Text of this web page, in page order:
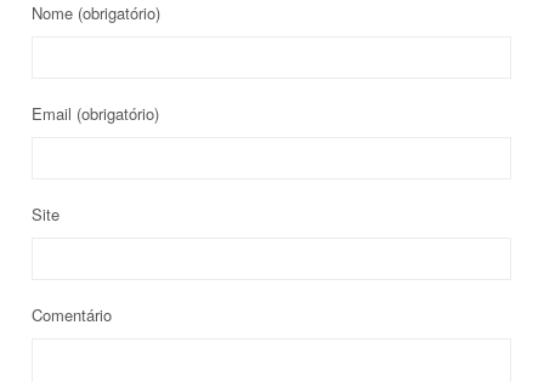
Nome (obrigatório)
Email (obrigatório)
Site
Comentário